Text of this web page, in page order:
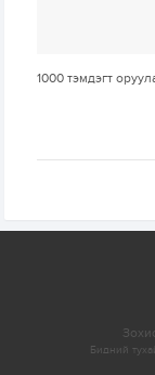
1000 тэмдэгт
Бидний